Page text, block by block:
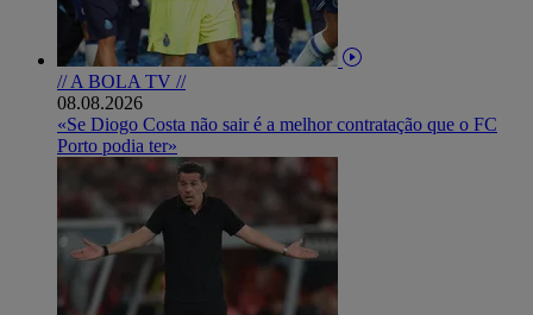
// A BOLA TV //
08.08.2026
«Se Diogo Costa não sair é a melhor contratação que o FC
Porto podia ter»